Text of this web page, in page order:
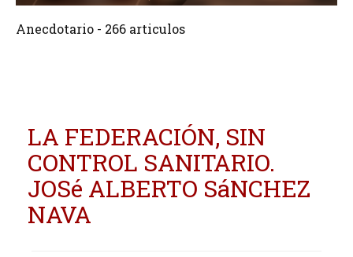
Anecdotario - 266 articulos
LA FEDERACIÓN, SIN
CONTROL SANITARIO.
JOSé ALBERTO SáNCHEZ
NAVA